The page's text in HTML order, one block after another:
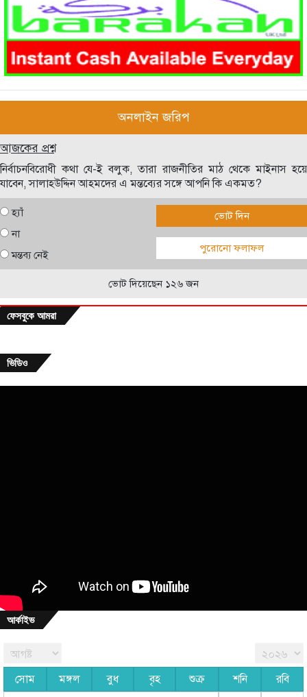
অনলাইন জরিপ
আজকের প্রশ্ন
নির্বাচনবিরোধী কথা যে-ই বলুক, তারা রাজনীতির মাঠ থেকে মাইনাস হয়ে
যাবেন, সালাহউদ্দিন আহমদের এ মন্তব্যের সঙ্গে আপনি কি একমত?
হ্যাঁ
না
মন্তব্য নেই
ভোট দিন
পুরোনো ফলাফল
ভোট দিয়েছেন ১২৬ জন
ফেসবুকে আমরা
ভিডিও
আর্কাইভ
সোম মঙ্গল বুধ বৃহ শুক্র শনি রবি